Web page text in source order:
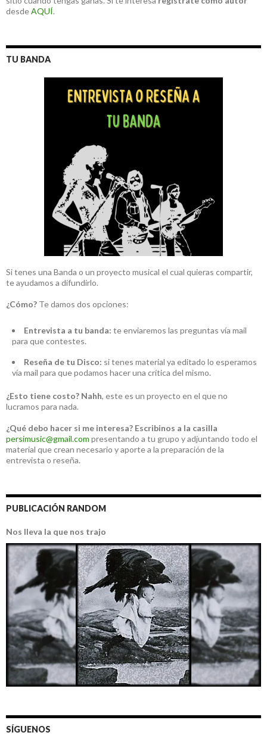
desdeAQUÍ.
TU BANDA
Si tenes una Banda o un proyecto musical el cual quieras compartir,
te ayudamos a difundirlo.
¿Cómo? Te damos dos opciones:
Entrevista a tu banda: te enviaremos las preguntas vía mail
para que contestes.
Reseña de tu Disco: si tenes material ya editado lo esperamos
vía mail para que podamos hacer una crítica del mismo.
¿Esto tiene costo? Nahh, este es un proyecto en el que no
lucramos para nada.
¿Qué debo hacer si me interesa? Escribinos a la casilla
persimusic@gmail.com presentando a tu grupo y adjuntando todo el
material que crean necesario y aporte a la preparación de la
entrevista o reseña.
PUBLICACIÓN RANDOM
Nos lleva la que nos trajo
SÍGUENOS